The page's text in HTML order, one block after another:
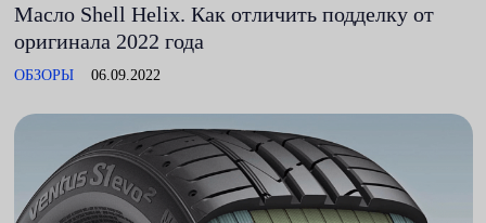
Масло Shell Helix. Как отличить подделку от
оригинала 2022 года
ОБЗОРЫ 06.09.2022